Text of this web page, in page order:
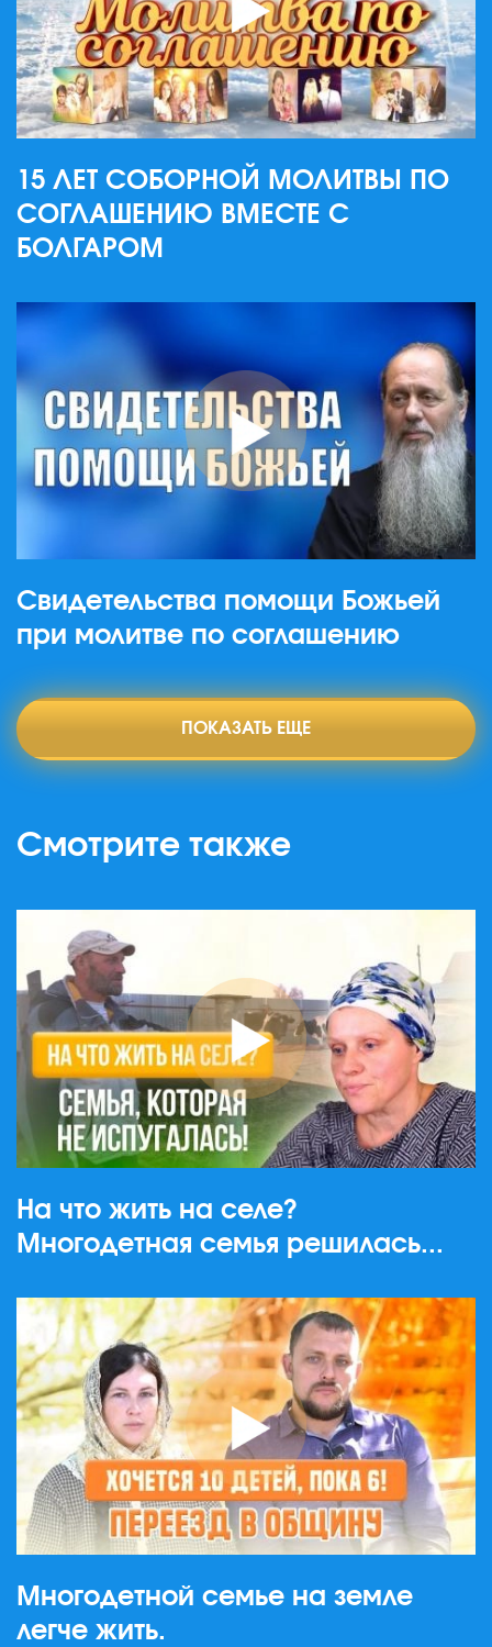
15 ЛЕТ СОБОРНОЙ МОЛИТВЫ ПО
СОГЛАШЕНИЮ ВМЕСТЕ С
БОЛГАРОМ
Свидетельства помощи Божьей
при молитве по соглашению
ПОКАЗАТЬ ЕЩЕ
Смотрите также
На что жить на селе?
Многодетная семья решилась...
Многодетной семье на земле
легче жить.